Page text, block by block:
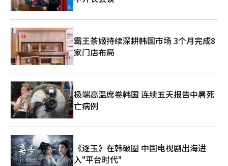
霸王茶姬持续深耕韩国市场 3个月完成8
家门店布局
极端高温席卷韩国 连续五天报告中暑死
亡病例
《逐玉》在韩破圈 中国电视剧出海进
入"平台时代"